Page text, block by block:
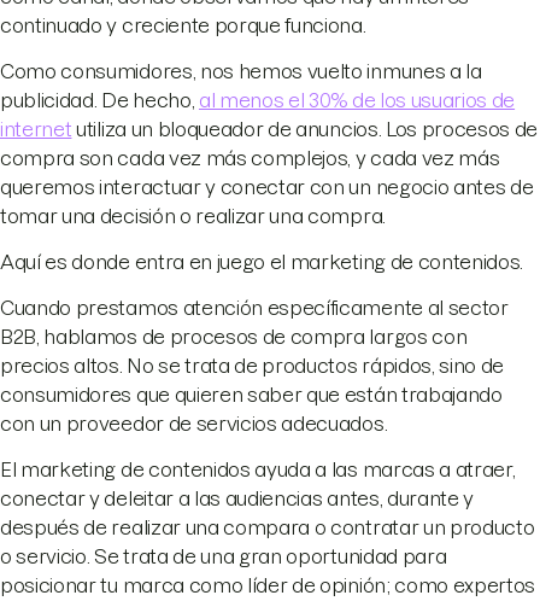
continuado y creciente porque funciona.
Como consumidores, nos hemos vuelto inmunes a la
publicidad. De hecho, al menos el 30% de los usuarios de
internet utiliza un bloqueador de anuncios. Los procesos de
compra son cada vez más complejos, y cada vez más
queremos interactuar y conectar con un negocio antes de
tomar una decisión o realizar una compra.
Aquí es donde entra en juego el marketing de contenidos.
Cuando prestamos atención específicamente al sector
B2B, hablamos de procesos de compra largos con
precios altos. No se trata de productos rápidos, sino de
consumidores que quieren saber que están trabajando
con un proveedor de servicios adecuados.
El marketing de contenidos ayuda a las marcas a atraer,
conectar y deleitar a las audiencias antes, durante y
después de realizar una compara o contratar un producto
o servicio. Se trata de una gran oportunidad para
posicionar tu marca como líder de opinión; como expertos